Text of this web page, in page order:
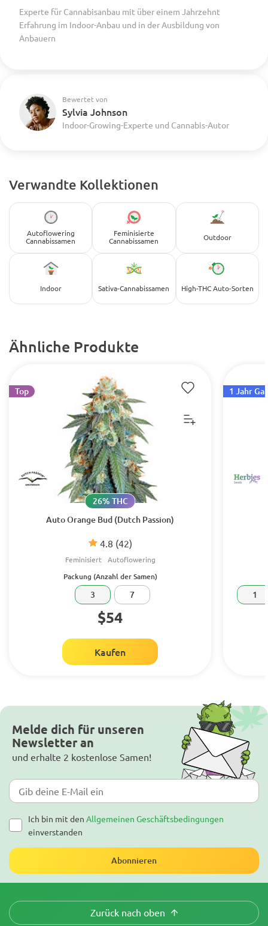
Experte für Cannabisanbau mit über einem Jahrzehnt
Erfahrung im Indoor-Anbau und in der Ausbildung von
Anbauern
Bewertet von
Sylvia Johnson
Indoor-Growing-Experte und Cannabis-Autor
Verwandte Kollektionen
Autoflowering
Cannabissamen
Feminisierte
Cannabissamen
Outdoor
Indoor Sativa-Cannabissamen High-THC Auto-Sorten
Ähnliche Produkte
Auto Orange Bud (Dutch Passion)
4.8 (42)
26% THC
Feminisiert Autoflowering
Top
Packung (Anzahl der Samen)
3 7
$54
Kaufen
1 Jahr
1
Melde dich für unseren
Newsletter an
und erhalte 2 kostenlose Samen!
Ich bin mit den Allgemeinen Geschäftsbedingungen
einverstanden
Abonnieren
Zurück nach oben